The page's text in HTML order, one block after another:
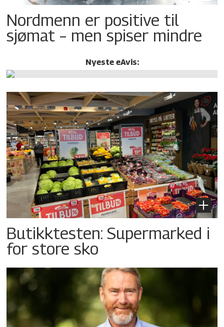
Nordmenn er positive til
sjømat – men spiser mindre
Nyeste eAvis:
Butikktesten: Supermarked i
for store sko